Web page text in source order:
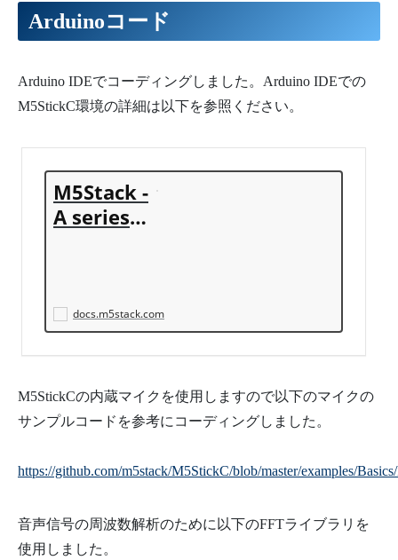
Arduinoコード
Arduino IDEでコーディングしました。Arduino IDEでの
M5StickC環境の詳細は以下を参照ください。
M5Stack -
A series o
pment de
vices
docs.m5stack.com
M5StickCの内蔵マイクを使用しますので以下のマイクの
サンプルコードを参考にコーディングしました。
https://github.com/m5stack/M5StickC/blob/master/examples/
音声信号の周波数解析のために以下のFFTライブラリを
使用しました。